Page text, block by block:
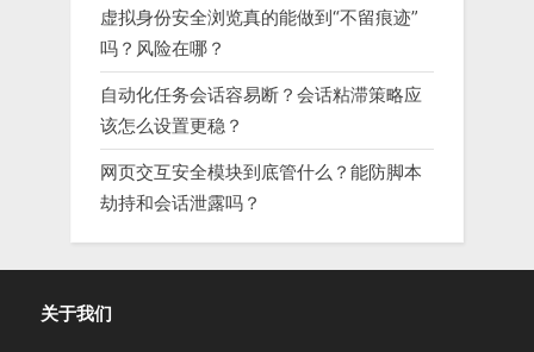
虚拟身份安全浏览真的能做到“不留痕迹”
吗？风险在哪？
自动化任务会话容易断？会话粘滞策略应
该怎么设置更稳？
网页交互安全模块到底管什么？能防脚本
劫持和会话泄露吗？
关于我们